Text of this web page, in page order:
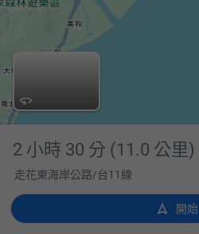

2 小時 30 分 (11.0 公里)
走花東海岸公路/台11線
 開始